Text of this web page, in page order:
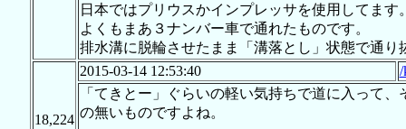
日本ではプリウスかインプレッサを使用してます
よくもまあ３ナンバー車で通れたものです。
排水溝に脱輪させたまま「溝落とし」状態で通り
18,224
2015-03-14 12:53:40
/
「てきとー」ぐらいの軽い気持ちで道に入って
の無いものですよね。